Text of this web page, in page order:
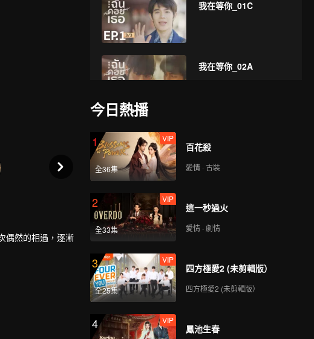
我在等你_01C
我在等你_02A
偶然的相遇，逐漸
今日熱播
1
全36集
VIP
百花殺
愛情 · 古裝
2
全33集
VIP
這一秒過火
愛情 · 劇情
3
全25集
VIP
四方極愛2 (未剪輯版）
四方極愛2 (未剪輯版）
4 VIP
鳳池生春